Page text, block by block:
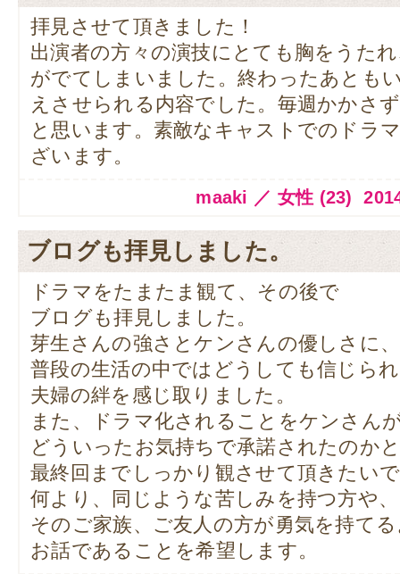
拝見させて頂きました！
出演者の方々の演技にとても胸をうた
がでてしまいました。終わったあとも
えさせられる内容でした。毎週かかさ
と思います。素敵なキャストでのドラ
ざいます。
maaki ／ 女性 (23)
ブログも拝見しました。
ドラマをたまたま観て、その後で
ブログも拝見しました。
芽生さんの強さとケンさんの優しさに、
普段の生活の中ではどうしても信じら
夫婦の絆を感じ取りました。
また、ドラマ化されることをケンさん
どういったお気持ちで承諾されたのか
最終回までしっかり観させて頂きたい
何より、同じような苦しみを持つ方や、
そのご家族、ご友人の方が勇気を持て
お話であることを希望します。